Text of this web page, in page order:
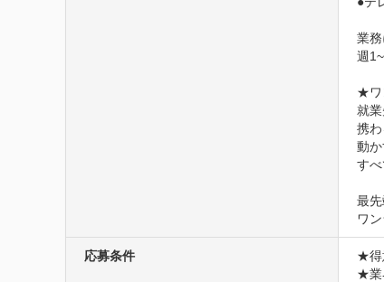
業
週
★ワ
就
携わ
動
す
最
ワ
応募条件
★得
★業